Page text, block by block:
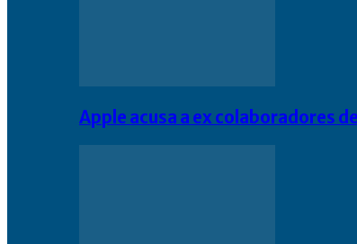
Apple acusa a ex colaboradores